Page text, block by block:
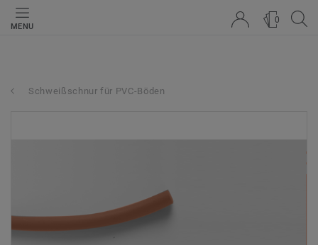
MENU
0
Schweißschnur für PVC-Böden